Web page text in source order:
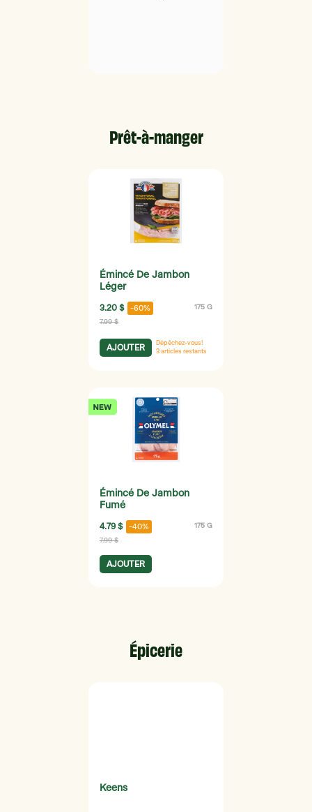
Prêt-à-manger
Émincé De Jambon
Léger
3.20 $ -60% 175 G
7.99 $
AJOUTER
Dépêchez-vous!
3 articles restants
Émincé De Jambon
Fumé
4.79 $ -40% 175 G
7.99 $
AJOUTER
Épicerie
Keens